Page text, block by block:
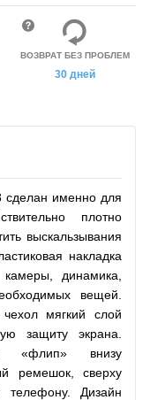
ВОЗВРАТ БЕЗ ПРОБЛЕМ
30 дней
сделан именно для
плотно
выскальзывания
накладка
динамика,
вещей.
мягкий слой
защиту экрана.
«флип» внизу
ремешок, сверху
Дизайн